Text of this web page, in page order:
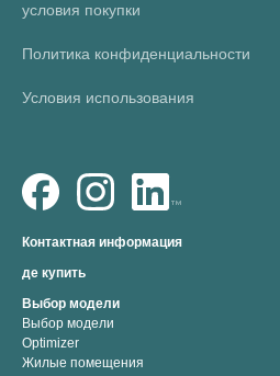
условия покупки
Политика конфиденциальности
Условия использования
Контактная информация
де купить
Выбор модели
Выбор модели
Optimizer
Жилые помещения